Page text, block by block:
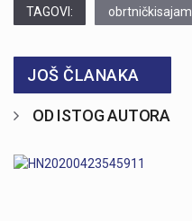
TAGOVI: obrtničkisajam
JOŠ ČLANAKA
OD ISTOG AUTORA